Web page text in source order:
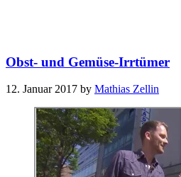
Obst- und Gemüse-Irrtümer
12. Januar 2017 by Mathias Zellin